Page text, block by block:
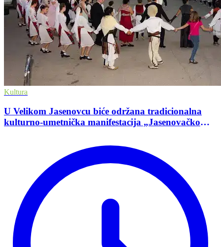
Kultura
U Velikom Jasenovcu biće održana tradicionalna
kulturno-umetnička manifestacija „Jasenovačko